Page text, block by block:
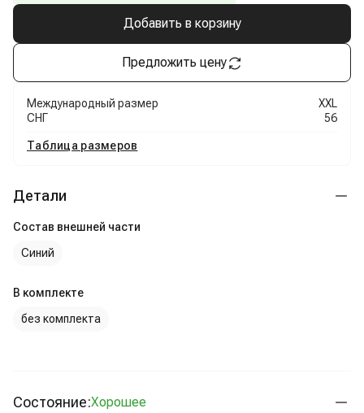
Добавить в корзину
Предложить цену
Международный размер
XXL
СНГ
56
Таблица размеров
Детали
Состав внешней части
Синий
В комплекте
без комплекта
Состояние:Хорошее